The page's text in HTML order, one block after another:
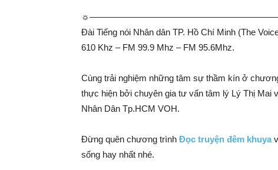
Đài Tiếng nói Nhân dân TP. Hồ Chí Minh (The
610 Khz – FM 99.9 Mhz – FM 95.6Mhz.
Cùng trải nghiệm những tâm sự thầm kín ở
thực hiện bởi chuyên gia tư vấn tâm lý Lý Thị Mai
Nhân Dân Tp.HCM VOH.
Đừng quên chương trình Đọc truyện đêm khuya
sống hay nhất nhé.